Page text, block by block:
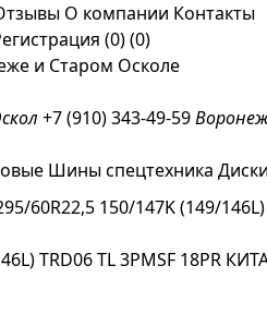
О компании Контакты
(0)(0)
+7 (910) 343-49-59
Шины спецтехника
60R22,5 150/147K (149/
TRD06 TL 3PMSF 18PR